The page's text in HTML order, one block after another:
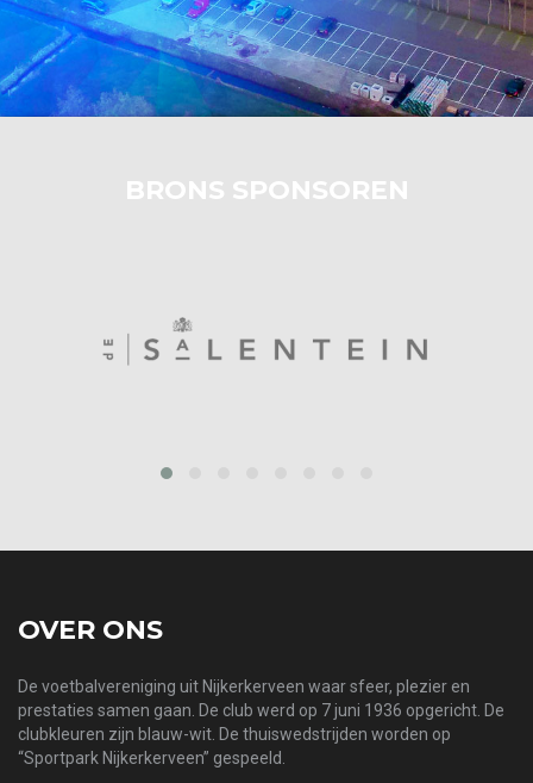
BRONS SPONSOREN
OVER ONS
De voetbalvereniging uit Nijkerkerveen waar sfeer, plezier en
prestaties samen gaan. De club werd op 7 juni 1936 opgericht. De
clubkleuren zijn blauw-wit. De thuiswedstrijden worden op
“Sportpark Nijkerkerveen” gespeeld.